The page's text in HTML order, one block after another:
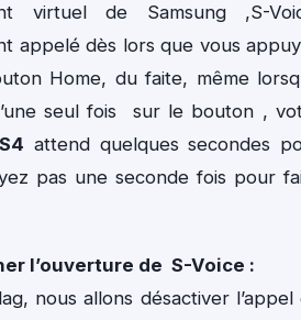
virtuel de Samsung ,S-
appelé dès lors que vous
Home, du faite, même
seul fois sur le bouton ,
attend quelques secondes
pas une seconde fois pour
l’ouverture de S-Voice :
nous allons désactiver l’appel